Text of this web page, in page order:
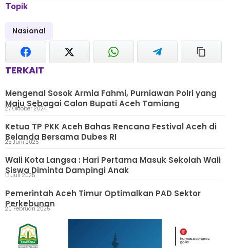
Topik
Nasional
TERKAIT
Mengenal Sosok Armia Fahmi, Purniawan Polri yang
Maju Sebagai Calon Bupati Aceh Tamiang
27 Oktober 2024
Ketua TP PKK Aceh Bahas Rencana Festival Aceh di
Belanda Bersama Dubes RI
25 Juni 2025
Wali Kota Langsa : Hari Pertama Masuk Sekolah Wali
Siswa Diminta Dampingi Anak
13 Juli 2025
Pemerintah Aceh Timur Optimalkan PAD Sektor
Perkebunan
20 Februari 2025